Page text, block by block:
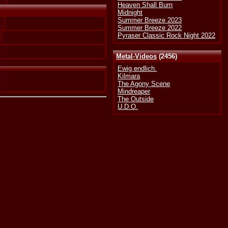
Heaven Shall Burn
Midnight
Summer Breeze 2023
Summer Breeze 2022
Pyraser Classic Rock Night 2022
Metal-Videos(2456)
Ewig.endlich.
Kilmara
The Agony Scene
Mindreaper
The Outside
U.D.O.